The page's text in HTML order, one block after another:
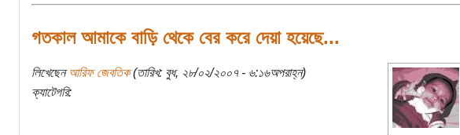
গতকাল আমাকে বাড়ি থেকে বের করে দেয়া হয়েছে...
লিখেছেনআরিফ জেবতিক(তারিখ: বুধ, ২৮/০২/২০০৭ - ৬:১৬অপরাহ্ন)
ক্যাটেগরি: